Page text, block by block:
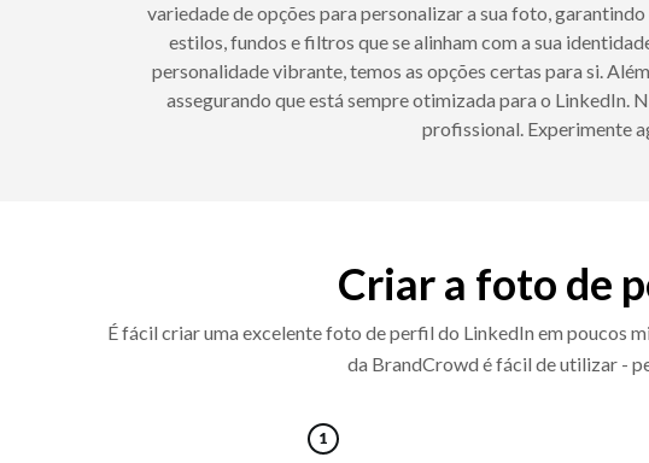
variedade de opções para personalizar a sua foto,
estilos, fundos e filtros que se alinham com a sua
personalidade vibrante, temos as opções certas para si.
assegurando que está sempre otimizada para o LinkedIn.
profissional. Experimente
Criar a foto de
É fácil criar uma excelente foto de perfil do LinkedIn em poucos
da BrandCrowd é fácil de utilizar -